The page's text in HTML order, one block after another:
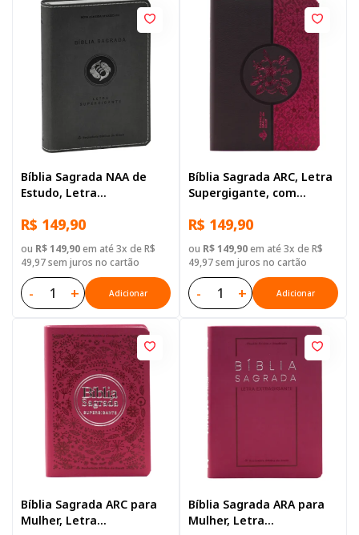
Bíblia Sagrada NAA de
Estudo, Letra
palavras de Jesus
destacadas, com mapa,
Capa Couro Sintético
R$ 149,90
ou R$ 149,90em até 3x de R$
49,97 sem juros no cartão
- + Adicionar
Bíblia Sagrada ARC, Letra
Supergigante, com
destacadas, Capa Couro
Sintético Vinho e Rosa
R$ 149,90
ou R$ 149,90em até 3x de R$
49,97 sem juros no cartão
- + Adicionar
Bíblia Sagrada ARC para
Mulher, Letra
Bíblia Sagrada ARA para
Mulher, Letra